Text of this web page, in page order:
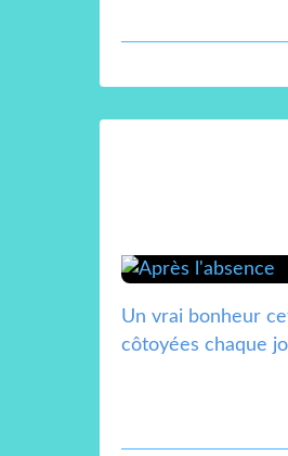
Un vrai bonheur
côtoyées chaque